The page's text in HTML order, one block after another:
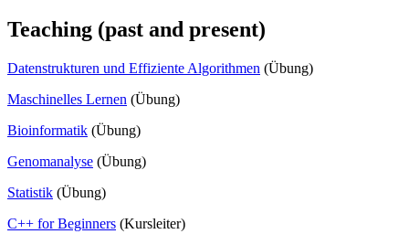
Teaching (past and present)
Datenstrukturen und Effiziente Algorithmen (Übung)
Maschinelles Lernen (Übung)
Bioinformatik (Übung)
Genomanalyse (Übung)
Statistik (Übung)
C++ for Beginners (Kursleiter)